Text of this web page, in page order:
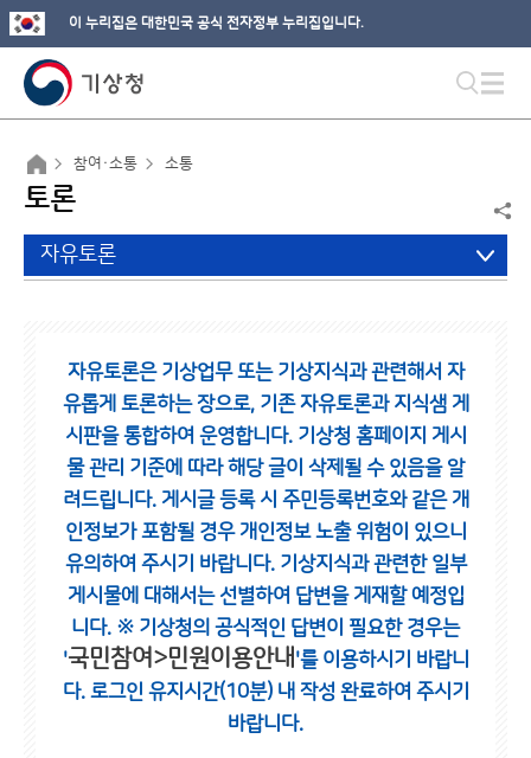
이 누리집은 대한민국 공식 전자정부 누리집입니다.
참여·소통 소통
토론
자유토론
자유토론은 기상업무 또는 기상지식과 관련해서 자
유롭게 토론하는 장으로, 기존 자유토론과 지식샘 게
시판을 통합하여 운영합니다. 기상청 홈페이지 게시
물 관리 기준에 따라 해당 글이 삭제될 수 있음을 알
려드립니다. 게시글 등록 시 주민등록번호와 같은 개
인정보가 포함될 경우 개인정보 노출 위험이 있으니
유의하여 주시기 바랍니다. 기상지식과 관련한 일부
게시물에 대해서는 선별하여 답변을 게재할 예정입
니다. ※ 기상청의 공식적인 답변이 필요한 경우는
'국민참여>민원이용안내 '를 이용하시기 바랍니
다. 로그인 유지시간(10분) 내 작성 완료하여 주시기
바랍니다.